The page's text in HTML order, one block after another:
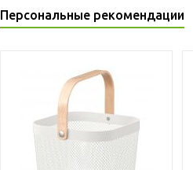
Персональные рекомендации